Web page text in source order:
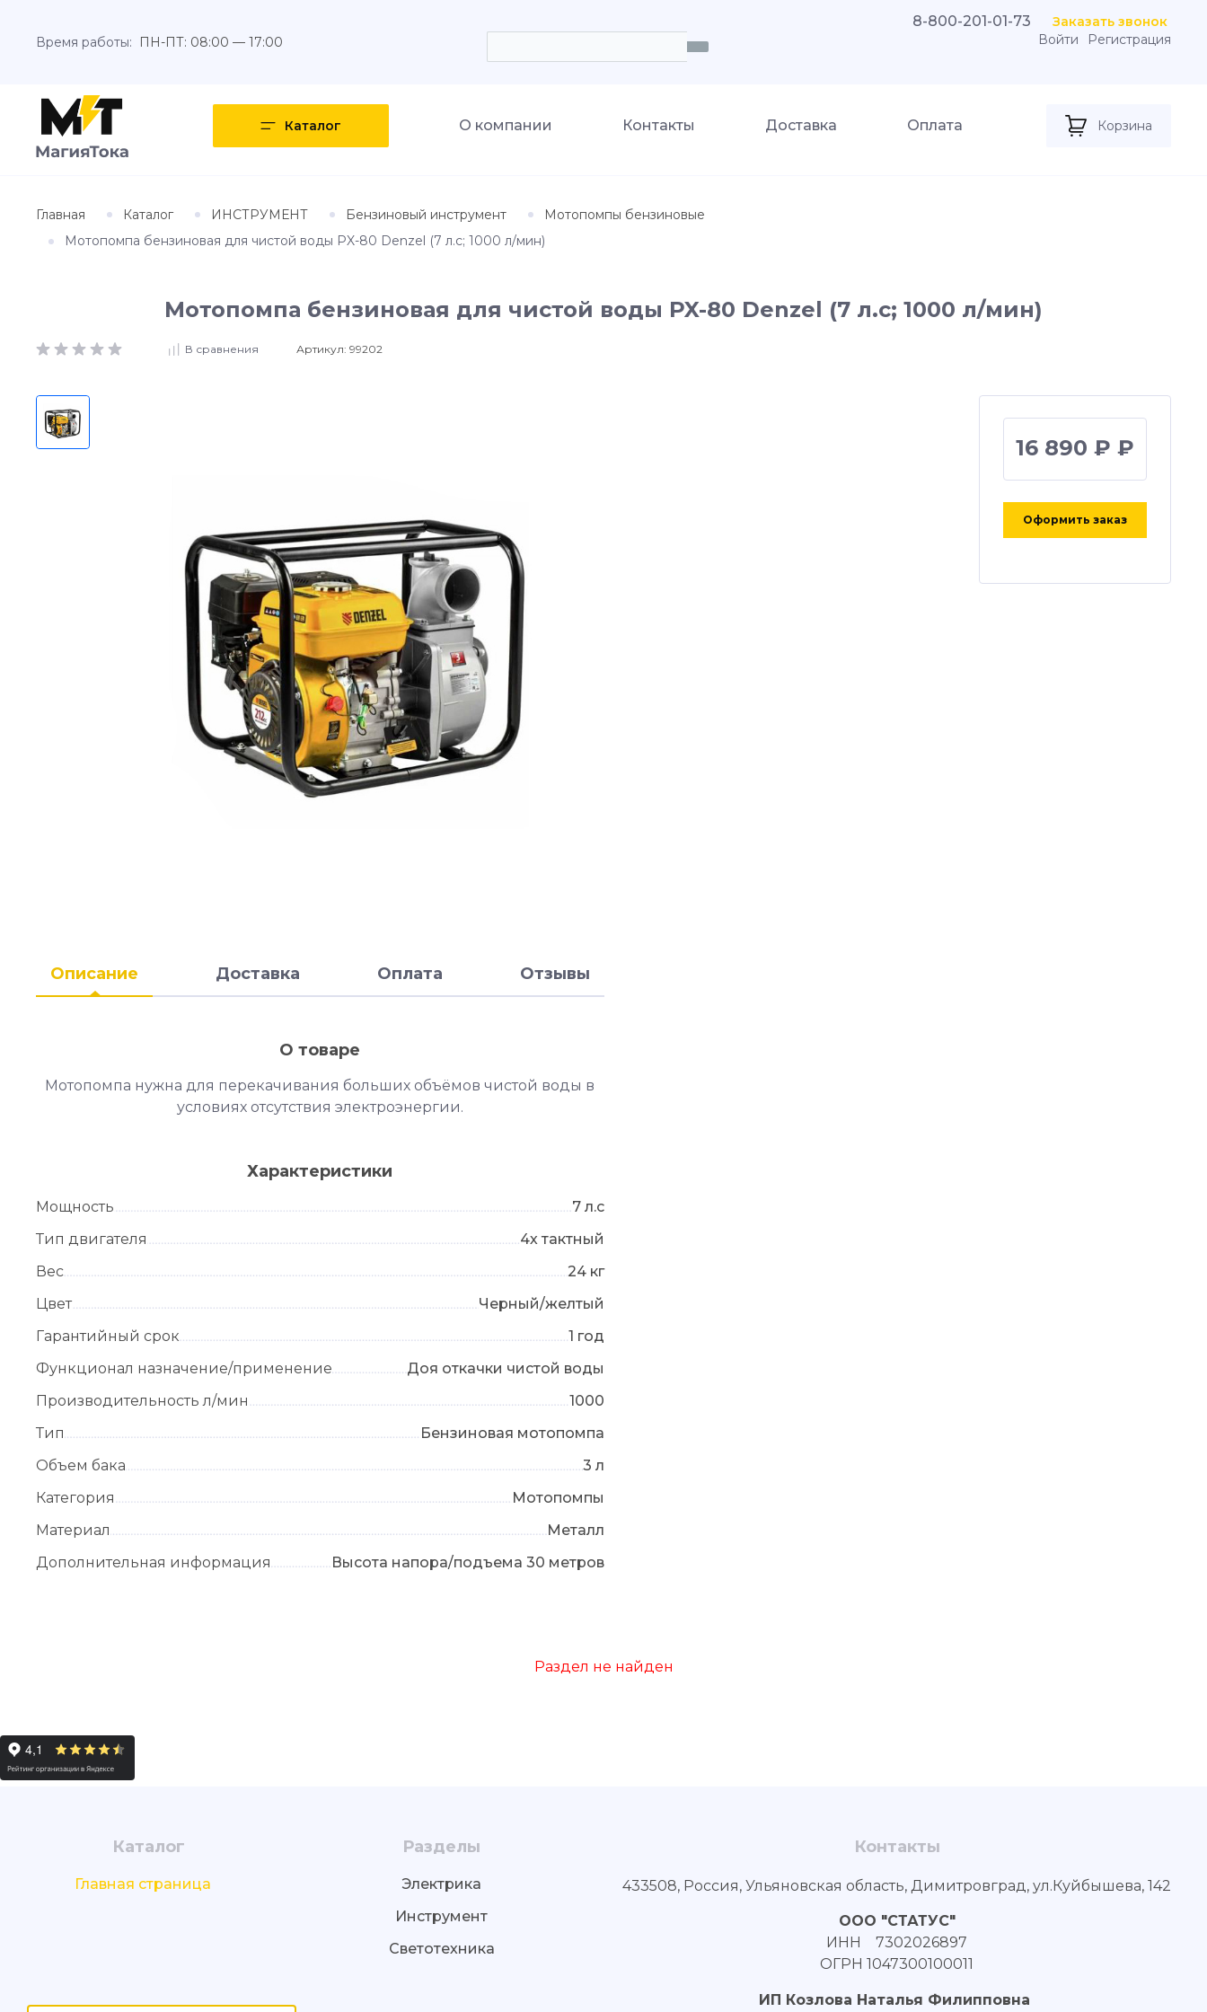
Время работы: ПН-ПТ: 08:00 — 17:00
8-800-201-01-73
Заказать звонок
Войти
Регистрация
Каталог О компании Контакты Доставка Оплата Корзина
Главная Каталог ИНСТРУМЕНТ Бензиновый инструмент
Мотопомпы бензиновые
Мотопомпа бензиновая для чистой воды PX-80 Denzel (7 л.с; 1000 л/мин)
Мотопомпа бензиновая для чистой воды PX-80 Denzel (7 л.с; 1000 л/мин)
В сравнения Артикул: 99202
Описание Доставка Оплата Отзывы
О товаре
Мотопомпа нужна для перекачивания больших объёмов чистой воды в
условиях отсутствия электроэнергии.
Характеристики
Мощность
7 л.с
Тип двигателя
4х тактный
Вес
24 кг
Цвет
Черный/желтый
Гарантийный срок
1 год
Функционал назначение/применение
Доя откачки чистой воды
Производительность л/мин
1000
Тип
Бензиновая мотопомпа
Объем бака
3 л
Категория
Мотопомпы
Материал
Металл
Дополнительная информация
Высота напора/подъема 30 метров
16 890 ₽ ₽
Оформить заказ
Раздел не найден
Каталог
Главная страница
Разделы
Электрика
Инструмент
Светотехника
Контакты
433508, Россия, Ульяновская область, Димитровград, ул.Куйбышева, 142
ООО "СТАТУС"
ИНН 7302026897
ОГРН 1047300100011
ИП Козлова Наталья Филипповна